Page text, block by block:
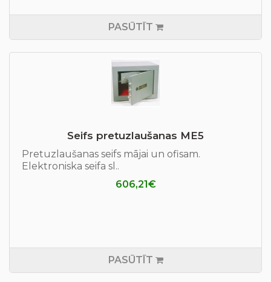
PASŪTĪT
Seifs pretuzlaušanas ME5
Pretuzlaušanas seifs mājai un ofisam.
Elektroniska seifa sl..
606,21€
PASŪTĪT